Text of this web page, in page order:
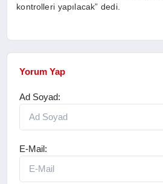
kontrolleri yapılacak” dedi.
Yorum Yap
Ad Soyad:
E-Mail: